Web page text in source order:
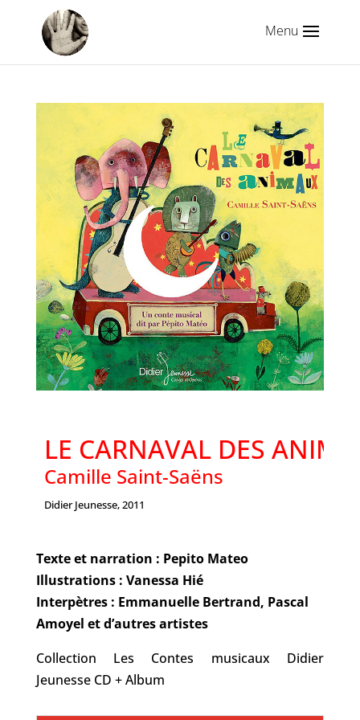
LE CARNAVAL DES
Didier Jeunesse, 2011
Texte et narration : Pepito Mateo
Illustrations : Vanessa Hié
Interpètres : Emmanuelle Bertrand, Pascal
Amoyel et d’autres artistes
Collection Les Contes musicaux Didier
Jeunesse CD + Album